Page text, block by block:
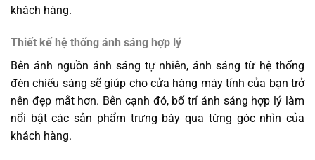
khách hàng.
Thiết kế hệ thống ánh sáng hợp lý
Bên ánh nguồn ánh sáng tự nhiên, ánh sáng từ hệ thống
đèn chiếu sáng sẽ giúp cho cửa hàng máy tính của bạn trở
nên đẹp mắt hơn. Bên cạnh đó, bố trí ánh sáng hợp lý làm
nổi bật các sản phẩm trưng bày qua từng góc nhìn của
khách hàng.